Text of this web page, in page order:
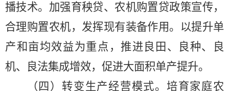
播技术。加强育秧贷、农机购置贷政策宣传，
合理购置农机，发挥现有装备作用。以提升单
产和亩均效益为重点，推进良田、良种、良
机、良法集成增效，促进大面积单产提升。
（ 四 ）转变生产经营模式。 培育家庭农